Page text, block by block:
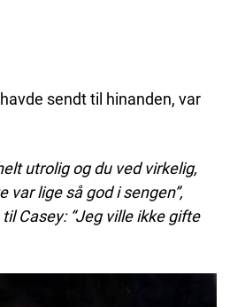
sendt til hinanden, var
utrolig og du ved virkelig,
lige så god i sengen”,
Casey: “Jeg ville ikke gifte